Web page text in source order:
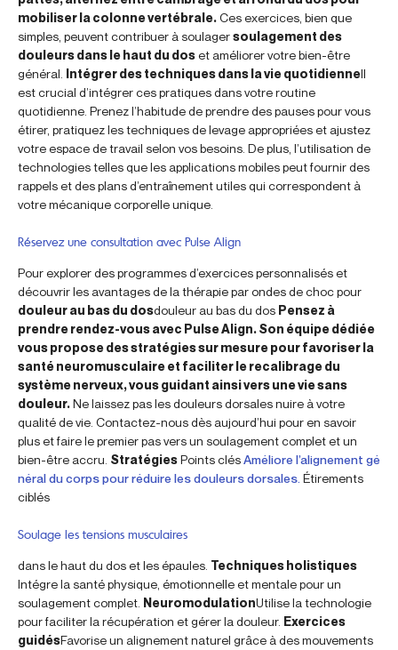
mobiliser la colonne vertébrale.Ces exercices, bien que
simples, peuvent contribuer à soulagersoulagement des
douleurs dans le haut du doset améliorer votre bien-être
général. Intégrer des techniques dans la vie quotidienneIl
est crucial d’intégrer ces pratiques dans votre routine
quotidienne. Prenez l’habitude de prendre des pauses pour vous
étirer, pratiquez les techniques de levage appropriées et ajustez
votre espace de travail selon vos besoins. De plus, l’utilisation de
technologies telles que les applications mobiles peut fournir des
rappels et des plans d’entraînement utiles qui correspondent à
votre mécanique corporelle unique.
Réservez une consultation avec Pulse Align
Pour explorer des programmes d’exercices personnalisés et
découvrir les avantages de la thérapie par ondes de choc pour
douleur au bas du dosdouleur au bas du dos Pensez à
prendre rendez-vous avec Pulse Align. Son équipe dédiée
vous propose des stratégies sur mesure pour favoriser la
santé neuromusculaire et faciliter le recalibrage du
système nerveux, vous guidant ainsi vers une vie sans
douleur.Ne laissez pas les douleurs dorsales nuire à votre
qualité de vie. Contactez-nous dès aujourd’hui pour en savoir
plus et faire le premier pas vers un soulagement complet et un
bien-être accru. StratégiesPoints clésAméliore l’alignement gé
néral du corps pour réduire les douleurs dorsales. Étirements
ciblés
Soulage les tensions musculaires
dans le haut du dos et les épaules. Techniques holistiques
Intégre la santé physique, émotionnelle et mentale pour un
soulagement complet. NeuromodulationUtilise la technologie
pour faciliter la récupération et gérer la douleur. Exercices
guidésFavorise un alignement naturel grâce à des mouvements